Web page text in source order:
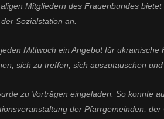
Mitgliedern des Frauenbundes
Sozialstation an.
Mittwoch ein Angebot für ukrainische
sich zu treffen, sich auszutauschen
zu Vorträgen eingeladen. So konnte
der Pfarrgemeinden, der